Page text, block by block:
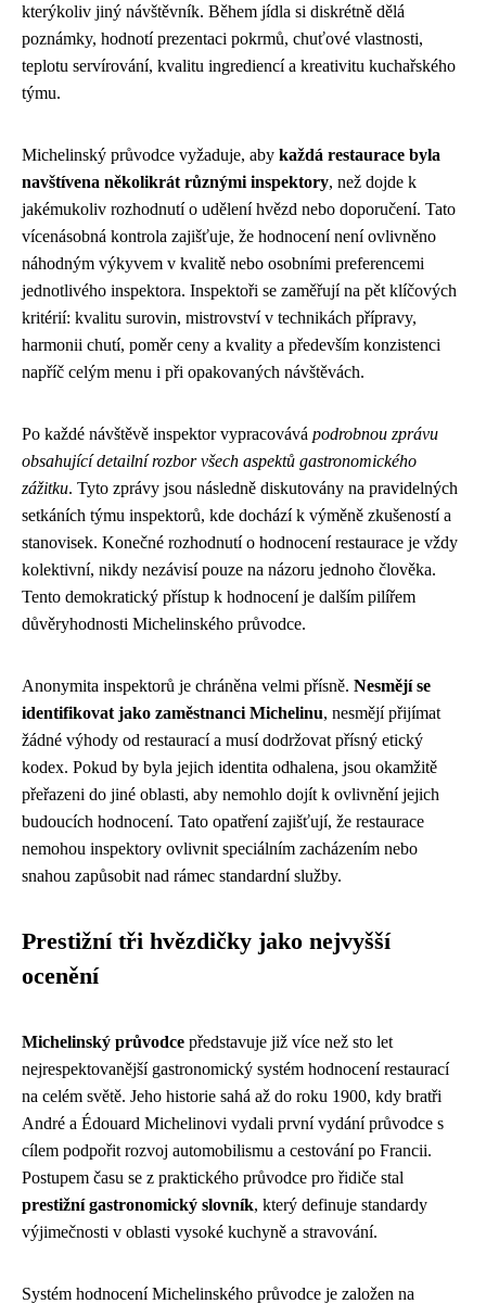
kterýkoliv jiný návštěvník. Během jídla si diskrétně dělá
poznámky, hodnotí prezentaci pokrmů, chuťové vlastnosti,
teplotu servírování, kvalitu ingrediencí a kreativitu kuchařského
týmu.
Michelinský průvodce vyžaduje, aby každá restaurace byla
navštívena několikrát různými inspektory, než dojde k
jakémukoliv rozhodnutí o udělení hvězd nebo doporučení. Tato
vícenásobná kontrola zajišťuje, že hodnocení není ovlivněno
náhodným výkyvem v kvalitě nebo osobními preferencemi
jednotlivého inspektora. Inspektoři se zaměřují na pět klíčových
kritérií: kvalitu surovin, mistrovství v technikách přípravy,
harmonii chutí, poměr ceny a kvality a především konzistenci
napříč celým menu i při opakovaných návštěvách.
Po každé návštěvě inspektor vypracovává podrobnou zprávu
obsahující detailní rozbor všech aspektů gastronomického
zážitku. Tyto zprávy jsou následně diskutovány na pravidelných
setkáních týmu inspektorů, kde dochází k výměně zkušeností a
stanovisek. Konečné rozhodnutí o hodnocení restaurace je vždy
kolektivní, nikdy nezávisí pouze na názoru jednoho člověka.
Tento demokratický přístup k hodnocení je dalším pilířem
důvěryhodnosti Michelinského průvodce.
Anonymita inspektorů je chráněna velmi přísně. Nesmějí se
identifikovat jako zaměstnanci Michelinu, nesmějí přijímat
žádné výhody od restaurací a musí dodržovat přísný etický
kodex. Pokud by byla jejich identita odhalena, jsou okamžitě
přeřazeni do jiné oblasti, aby nemohlo dojít k ovlivnění jejich
budoucích hodnocení. Tato opatření zajišťují, že restaurace
nemohou inspektory ovlivnit speciálním zacházením nebo
snahou zapůsobit nad rámec standardní služby.
Prestižní tři hvězdičky jako nejvyšší
ocenění
Michelinský průvodce představuje již více než sto let
nejrespektovanější gastronomický systém hodnocení restaurací
na celém světě. Jeho historie sahá až do roku 1900, kdy bratři
André a Édouard Michelinovi vydali první vydání průvodce s
cílem podpořit rozvoj automobilismu a cestování po Francii.
Postupem času se z praktického průvodce pro řidiče stal
prestižní gastronomický slovník, který definuje standardy
výjimečnosti v oblasti vysoké kuchyně a stravování.
Systém hodnocení Michelinského průvodce je založen na